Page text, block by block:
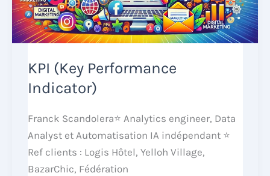
KPI (Key Performance
Indicator)
Franck Scandolera⭐ Analytics engineer, Data
Analyst et Automatisation IA indépendant ⭐
Ref clients : Logis Hôtel, Yelloh Village,
BazarChic, Fédération